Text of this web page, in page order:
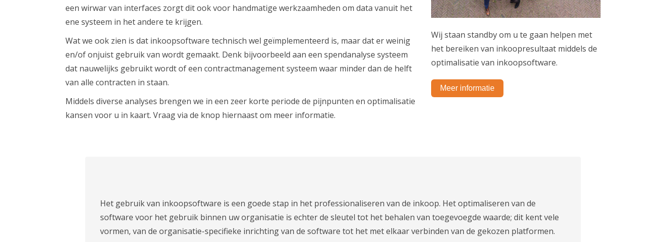
een wirwar van interfaces zorgt dit ook voor handmatige werkzaamheden om data vanuit het
ene systeem in het andere te krijgen.
Wat we ook zien is dat inkoopsoftware technisch wel geïmplementeerd is, maar dat er weinig
en/of onjuist gebruik van wordt gemaakt. Denk bijvoorbeeld aan een spendanalyse systeem
dat nauwelijks gebruikt wordt of een contractmanagement systeem waar minder dan de helft
van alle contracten in staan.
Middels diverse analyses brengen we in een zeer korte periode de pijnpunten en optimalisatie
kansen voor u in kaart. Vraag via de knop hiernaast om meer informatie.
Wij staan standby om u te gaan helpen met
het bereiken van inkoopresultaat middels de
optimalisatie van inkoopsoftware.
Meer informatie
Het gebruik van inkoopsoftware is een goede stap in het professionaliseren van de inkoop. Het optimaliseren van de
software voor het gebruik binnen uw organisatie is echter de sleutel tot het behalen van toegevoegde waarde; dit kent vele
vormen, van de organisatie-specifieke inrichting van de software tot het met elkaar verbinden van de gekozen platformen.